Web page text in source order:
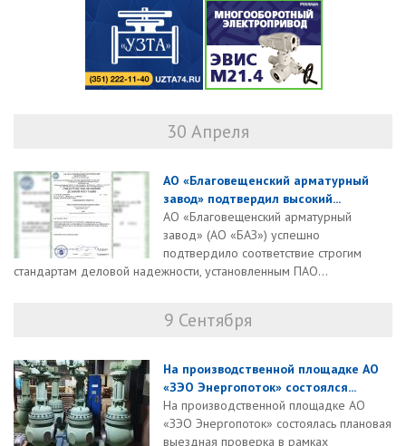
30 Апреля
АО «Благовещенский арматурный
завод» подтвердил высокий...
АО «Благовещенский арматурный
завод» (АО «БАЗ») успешно
подтвердило соответствие строгим
стандартам деловой надежности, установленным ПАО...
9 Сентября
На производственной площадке АО
«ЗЭО Энергопоток» состоялся...
На производственной площадке АО
«ЗЭО Энергопоток» состоялась плановая
выездная проверка в рамках